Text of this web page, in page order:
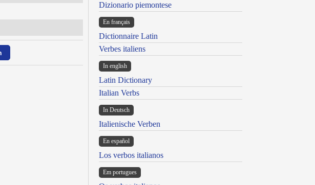
Dizionario piemontese
En français
Dictionnaire Latin
Verbes italiens
In english
Latin Dictionary
Italian Verbs
In Deutsch
Italienische Verben
En español
Los verbos italianos
Em portugues